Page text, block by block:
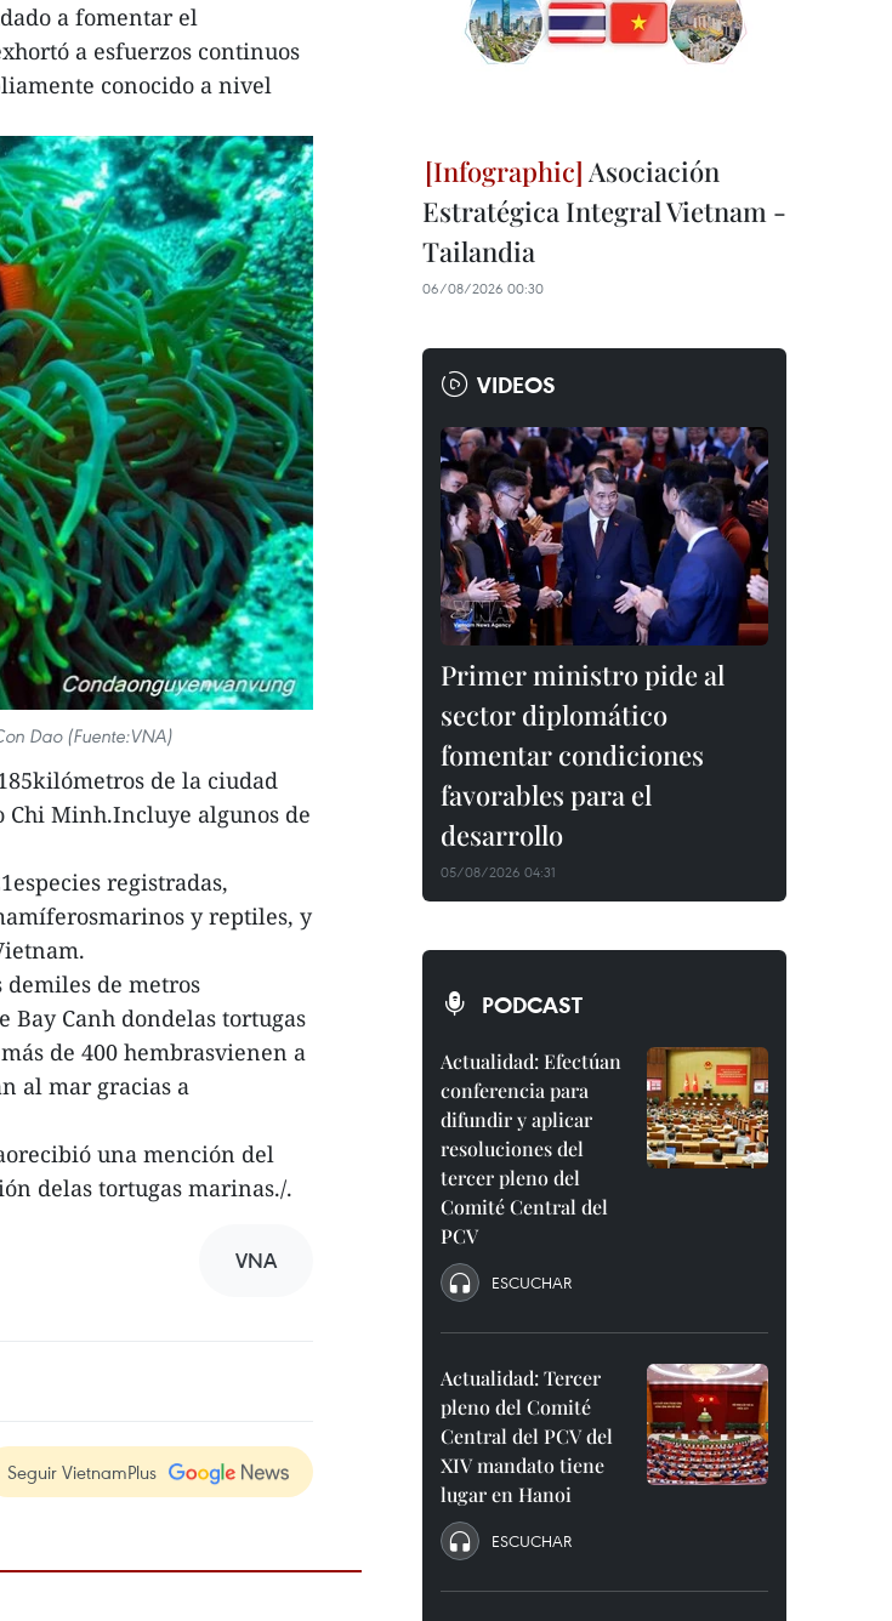
a fomentar el
a esfuerzos continuos
conocido a nivel
Dao (Fuente:VNA)
de la ciudad
Chi Minh.Incluye algunos de
registradas,
y reptiles, y
demiles de metros
Bay Canh dondelas tortugas
de 400 hembrasvienen a
al mar gracias a
una mención del
delas tortugas marinas./.
VNA
Seguir VietnamPlus
Asociación
Estratégica Integral Vietnam -
Tailandia
06/08/2026 00:30
VIDEOS
Primer ministro pide al
sector diplomático
fomentar condiciones
favorables para el
desarrollo
05/08/2026 04:31
PODCAST
Actualidad: Efectúan
conferencia para
difundir y aplicar
resoluciones del
tercer pleno del
Comité Central del
PCV
ESCUCHAR
Actualidad: Tercer
pleno del Comité
Central del PCV del
XIV mandato tiene
lugar en Hanoi
ESCUCHAR